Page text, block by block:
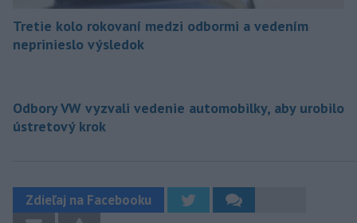
Tretie kolo rokovaní medzi odbormi a vedením
neprinieslo výsledok
Odbory VW vyzvali vedenie automobilky, aby urobilo
ústretový krok
Zdieľaj na Facebooku